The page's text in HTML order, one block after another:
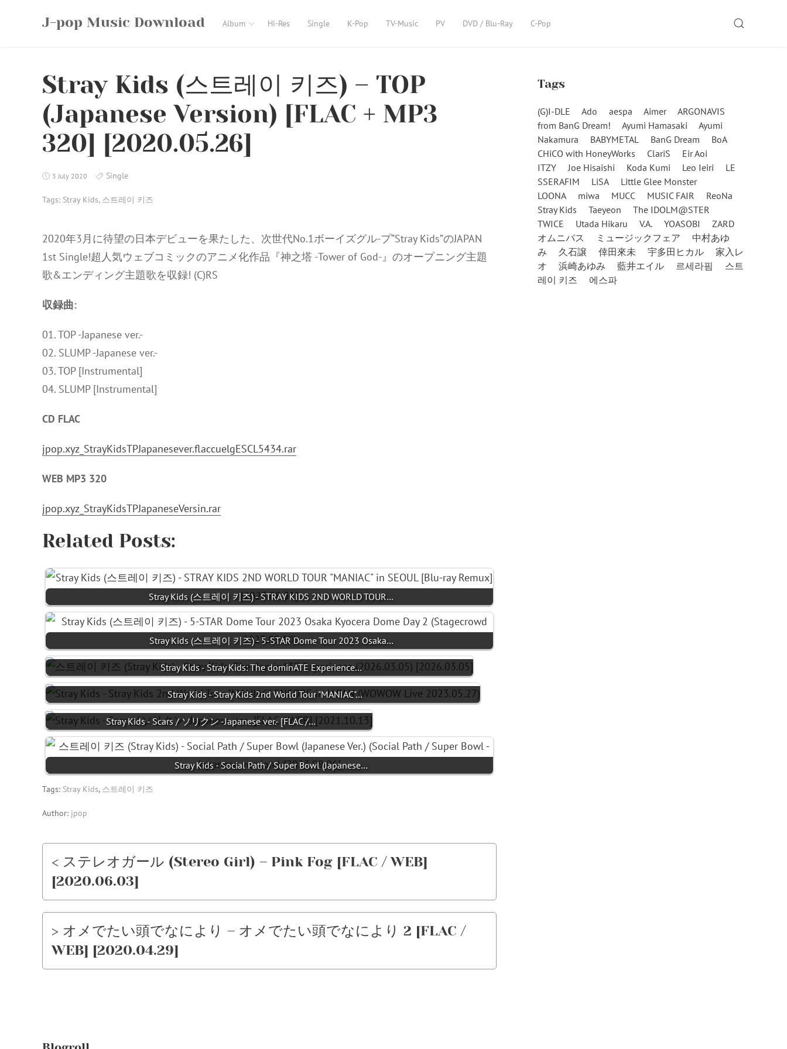
J-pop Music Download Album Hi-Res Single K-Pop TV-Music PV DVD / Blu-Ray C-Pop SEARCH
Stray Kids (스트레이 키즈) – TOP
(Japanese Version) [FLAC + MP3
320] [2020.05.26]
3 July 2020 Single
Tags: Stray Kids, 스트레이 키즈
2020年3月に待望の日本デビューを果たした、次世代No.1ボーイズグル-プ“Stray Kids”のJAPAN
1st Single!超人気ウェブコミックのアニメ化作品『神之塔 -Tower of God-』のオープニング主題
歌&エンディング主題歌を収録! (C)RS
収録曲:
01. TOP -Japanese ver.-
02. SLUMP -Japanese ver.-
03. TOP [Instrumental]
04. SLUMP [Instrumental]
CD FLAC
jpop.xyz_StrayKidsTPJapanesever.flaccuelgESCL5434.rar
WEB MP3 320
jpop.xyz_StrayKidsTPJapaneseVersin.rar
Related Posts:
Stray Kids (스트레이 키즈) - STRAY KIDS 2ND WORLD TOUR…
Stray Kids (스트레이 키즈) - 5-STAR Dome Tour 2023 Osaka…
Stray Kids - Stray Kids: The dominATE Experience…
Stray Kids - Stray Kids 2nd World Tour "MANIAC"…
Stray Kids - Scars / ソリクン -Japanese ver.- [FLAC /…
Stray Kids - Social Path / Super Bowl (Japanese…
Tags: Stray Kids, 스트레이 키즈
Author: jpop
< ステレオガール (Stereo Girl) – Pink Fog [FLAC / WEB]
[2020.06.03]
> オメでたい頭でなにより – オメでたい頭でなにより 2 [FLAC /
WEB] [2020.04.29]
Tags
(G)I-DLE Ado aespa Aimer
ARGONAVIS
from BanG Dream!
Ayumi Hamasaki
Ayumi
Nakamura
BABYMETAL BanG Dream
BoA
CHiCO with HoneyWorks
ClariS
Eir Aoi
ITZY
Joe Hisaishi Koda Kumi Leo Ieiri
LE
SSERAFIM
LiSA
Little Glee Monster
LOONA
miwa MUCC MUSIC FAIR
ReoNa
Stray Kids
Taeyeon
The IDOLM@STER
TWICE
Utada Hikaru V.A. YOASOBI
ZARD
オムニバス
ミュージックフェア
中村あゆ
み
久石譲 倖田來未 宇多田ヒカル
家入レ
オ
浜崎あゆみ 藍井エイル 르세라핌
스트
레이 키즈
에스파